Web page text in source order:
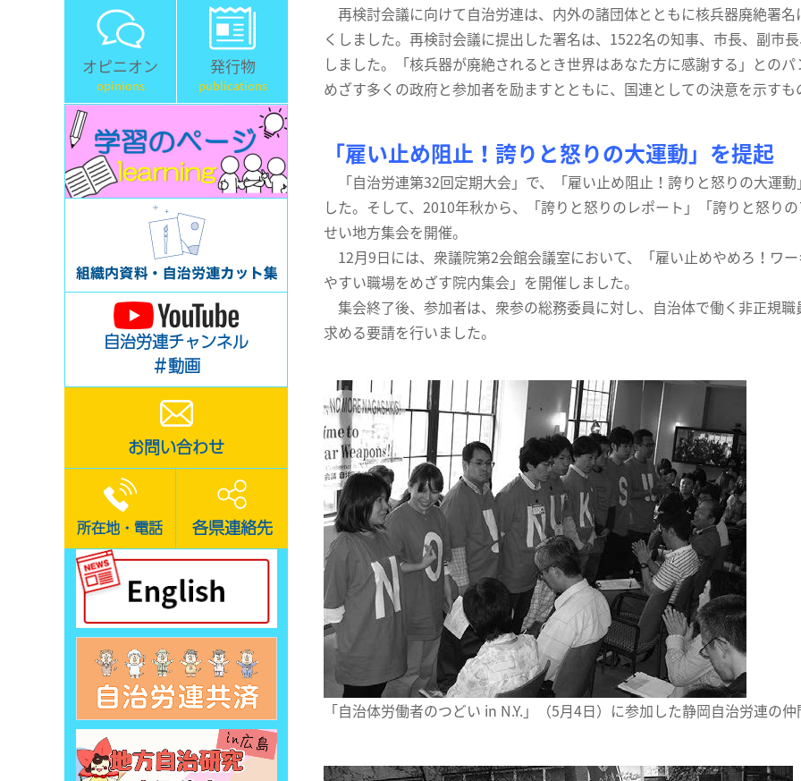
オピニオン
opinions
発行物
publications
自治労連チャンネル
＃動画
お問い合わせ
所在地・電話 各県連絡先
再検討会議に向けて自治労連は、内外の諸団体とともに核兵器廃絶署
くしました。再検討会議に提出した署名は、1522名の知事、市長、副市
しました。「核兵器が廃絶されるとき世界はあなた方に感謝する」との
めざす多くの政府と参加者を励ますとともに、国連としての決意を示すも
「雇い止め阻止！誇りと怒りの大運動」を提起
「自治労連第32回定期大会」で、「雇い止め阻止！誇りと怒りの大運
した。そして、2010年秋から、「誇りと怒りのレポート」「誇りと怒り
せい地方集会を開催。
12月9日には、衆議院第2会館会議室において、「雇い止めやめろ！ワ
やすい職場をめざす院内集会」を開催しました。
集会終了後、参加者は、衆参の総務委員に対し、自治体で働く非正規
求める要請を行いました。
「自治体労働者のつどい in N.Y.」（5月4日）に参加した静岡自治労連の仲